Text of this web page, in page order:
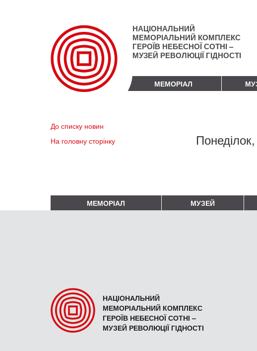
НАЦІОНАЛЬНИЙ
МЕМОРІАЛЬНИЙ КОМПЛЕКС
ГЕРОЇВ НЕБЕСНОЇ СОТНІ –
МУЗЕЙ РЕВОЛЮЦІЇ ГІДНОСТІ
МЕМОРІАЛ
До списку новин
На головну сторінку
МЕМОРІАЛ МУЗЕЙ
НАЦІОНАЛЬНИЙ
МЕМОРІАЛЬНИЙ КОМПЛЕКС
ГЕРОЇВ НЕБЕСНОЇ СОТНІ –
МУЗЕЙ РЕВОЛЮЦІЇ ГІДНОСТІ